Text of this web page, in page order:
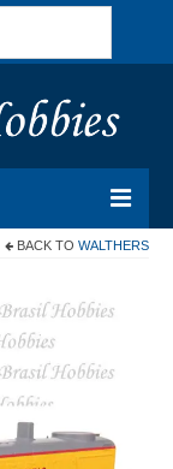
BACK TO WALTHERS